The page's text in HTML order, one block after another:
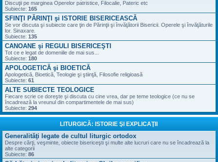
Discuţii pe marginea Operelor patristice, Filocalie, Pateric etc
Subiecte: 165
SFINŢI PĂRINŢI şi ISTORIE BISERICEASCĂ
Se vor discuta şi subiecte care ţin de Părinţii şi învăţătorii Bisericii. Operele şi învăţăturile
lor. Sinaxare.
Subiecte: 135
CANOANE şi REGULI BISERICEŞTI
Tot ce e legat de domeniile de mai sus...
Subiecte: 180
APOLOGETICĂ şi BIOETICĂ
Apologetică, Bioetică, Teologie şi ştiinţă, Filosofie religioasă
Subiecte: 61
ALTE SUBIECTE TEOLOGICE
Fiecare scrie ce doreşte şi discuta cu cine vrea, dar pe teme teologice (ce nu se
încadrează la vreunul din compartimentele de mai sus)
Subiecte: 294
LITURGICĂ: ISTORIE ŞI EXPLICAŢII
Generalităţi legate de cultul liturgic ortodox
Despre cărţi, veşminte, obiecte bisericeşti şi multe alte lucruri care nu se încadrează la
alte categorii
Subiecte: 86